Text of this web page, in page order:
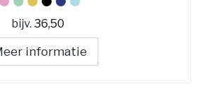
bijv. 36,50
informatie